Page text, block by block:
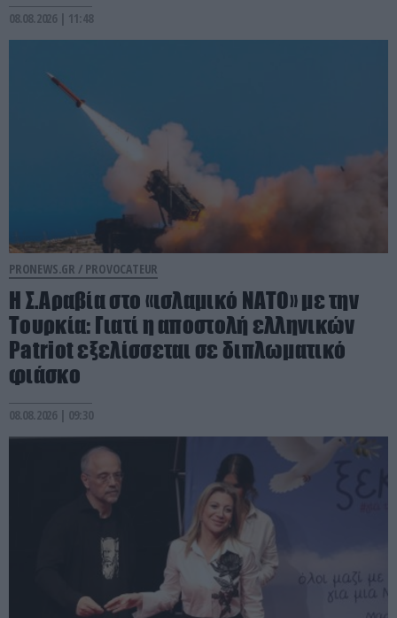
08.08.2026 | 11:48
PRONEWS.GR / PROVOCATEUR
Η Σ.Αραβία στο «ισλαμικό ΝΑΤΟ» με την
Τουρκία: Γιατί η αποστολή ελληνικών
Patriot εξελίσσεται σε διπλωματικό
φιάσκο
08.08.2026 | 09:30